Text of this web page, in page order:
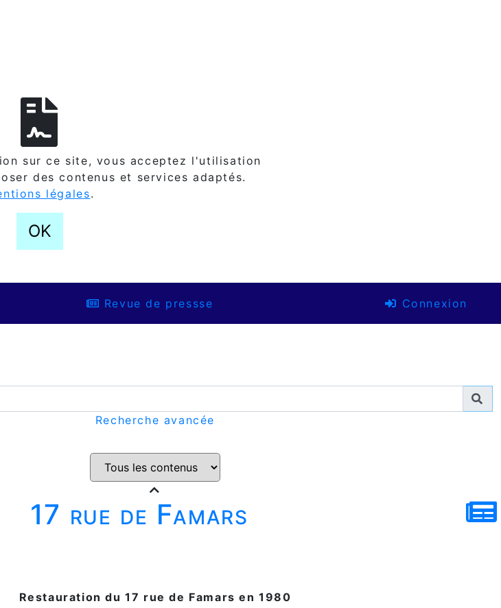
sur ce site, vous acceptez l'utilisation
des contenus et services adaptés.
légales.
OK
Revue de pressse Connexion
Recherche avancée
17 rue de Famars
Restauration du 17 rue de Famars en 1980